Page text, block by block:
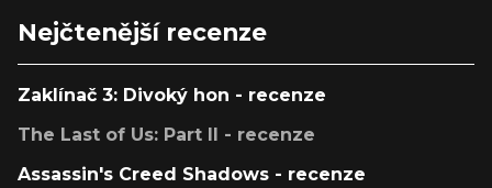
Nejčtenější recenze
Zaklínač 3: Divoký hon - recenze
The Last of Us: Part II - recenze
Assassin's Creed Shadows - recenze